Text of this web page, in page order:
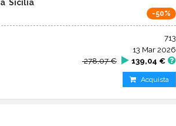
Sicilia
-50%
713
13 Mar 2026
278,07 € 139,04 €
Acquista